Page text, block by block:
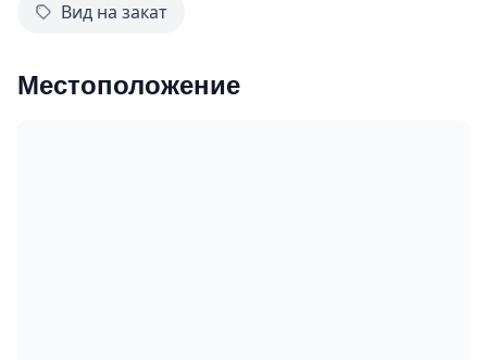
Вид на закат
Местоположение